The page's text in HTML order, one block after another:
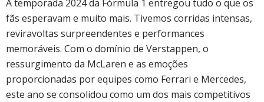
A temporada 2024 da Fórmula 1 entregou tudo o que os
fãs esperavam e muito mais. Tivemos corridas intensas,
reviravoltas surpreendentes e performances
memoráveis. Com o domínio de Verstappen, o
ressurgimento da McLaren e as emoções
proporcionadas por equipes como Ferrari e Mercedes,
este ano se consolidou como um dos mais competitivos